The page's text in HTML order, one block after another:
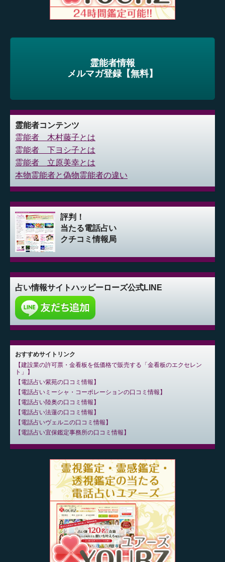
霊能者情報
メルマガ登録【無料】
霊能者コンテンツ
霊能者 木村藤子とは
霊能者 下ヨシ子とは
霊能者 立原美幸とは
本物霊能者と偽物霊能者の違い
評判！
当たる電話占い
クチコミ情報局
占い情報サイトハッピーローズ公式LINE
おすすめサイトリンク
建設業の許可票・金看板を低価格で販売する「金看板のエクセレン
ト」
電話占い紫苑の口コミ情報
電話占いミーシャ・コーポレーションの口コミ情報
電話占い陸奥の口コミ情報
電話占い法蓮の口コミ情報
電話占いヴェルニの口コミ情報
電話占い宜保鑑定事務所の口コミ情報